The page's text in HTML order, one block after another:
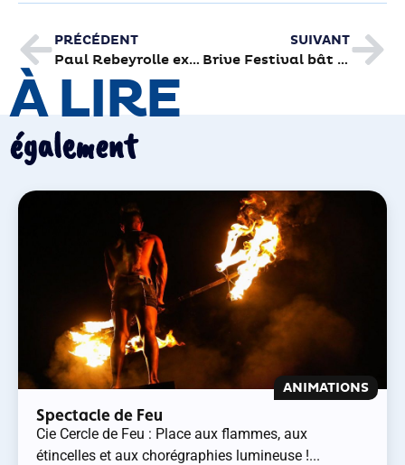
PRÉCÉDENT
Paul Rebeyrolle expose à la chapelle Saint-Libéral
SUIVANT
Brive Festival bât tous les records
À LIRE
également
ANIMATIONS
Spectacle de Feu
Cie Cercle de Feu : Place aux flammes, aux
étincelles et aux chorégraphies lumineuse !...